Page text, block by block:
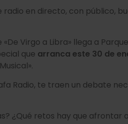
radio en directo, con público,
«De Virgo a Libra» llega a
que arranca este 30 de
Radio, te traen un debate
¿Qué retos hay que afrontar